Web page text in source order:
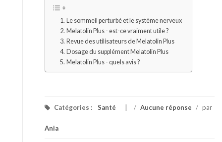
Le sommeil perturbé et le système nerveux
Melatolin Plus - est-ce vraiment utile ?
Revue des utilisateurs de Melatolin Plus
Dosage du supplément Melatolin Plus
Melatolin Plus - quels avis ?
Catégories : Santé / Aucune réponse / par
Ania